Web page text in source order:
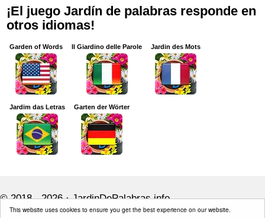
This website uses cookies to ensure you get the best experience on our website.
¡El juego Jardín de palabras responde en
otros idiomas!
Garden of Words Il Giardino delle Parole Jardin des Mots
Jardim das Letras Garten der Wörter
© 2018 - 2026 ·JardinDePalabras.info
JardinDePalabras.info is not affiliated with the applications mentioned on this site.